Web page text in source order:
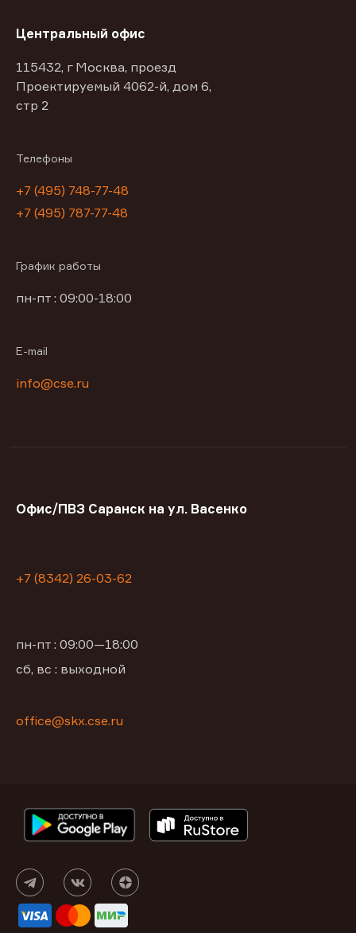
Центральный офис
115432, г Москва, проезд
Проектируемый 4062-й, дом 6,
стр 2
Телефоны
+7 (495) 748-77-48
+7 (495) 787-77-48
График работы
пн-пт : 09:00-18:00
E-mail
info@cse.ru
Офис/ПВЗ Саранск на ул. Васенко
+7 (8342) 26-03-62
пн-пт : 09:00—18:00
сб, вс : выходной
office@skx.cse.ru